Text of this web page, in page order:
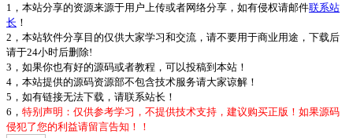
1，本站分享的资源来源于用户上传或者网络分享，如有侵权请邮件联系站
长 ！
2，本站软件分享目的仅供大家学习和交流，请不要用于商业用途，下载后
请于24小时后删除!
3，如果你也有好的源码或者教程，可以投稿到本站！
4，本站提供的源码资源部不包含技术服务请大家谅解！
5，如有链接无法下载，请联系站长！
6， 特别声明：仅供参考学习，不提供技术支持，建议购买正版！如果源码
侵犯了您的利益请留言告知！！